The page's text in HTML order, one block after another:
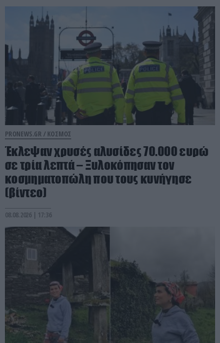
PRONEWS.GR / ΚΟΣΜΟΣ
Έκλεψαν χρυσές αλυσίδες 70.000 ευρώ
σε τρία λεπτά – Ξυλοκόπησαν τον
κοσμηματοπώλη που τους κυνήγησε
(βίντεο)
08.08.2026 | 17:36